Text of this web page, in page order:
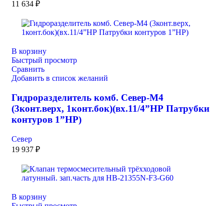
11 634 ₽
В корзину
Быстрый просмотр
Сравнить
Добавить в список желаний
Гидроразделитель комб. Север-М4
(3конт.верх, 1конт.бок)(вх.11/4”НР Патрубки
контуров 1”НР)
Север
19 937 ₽
В корзину